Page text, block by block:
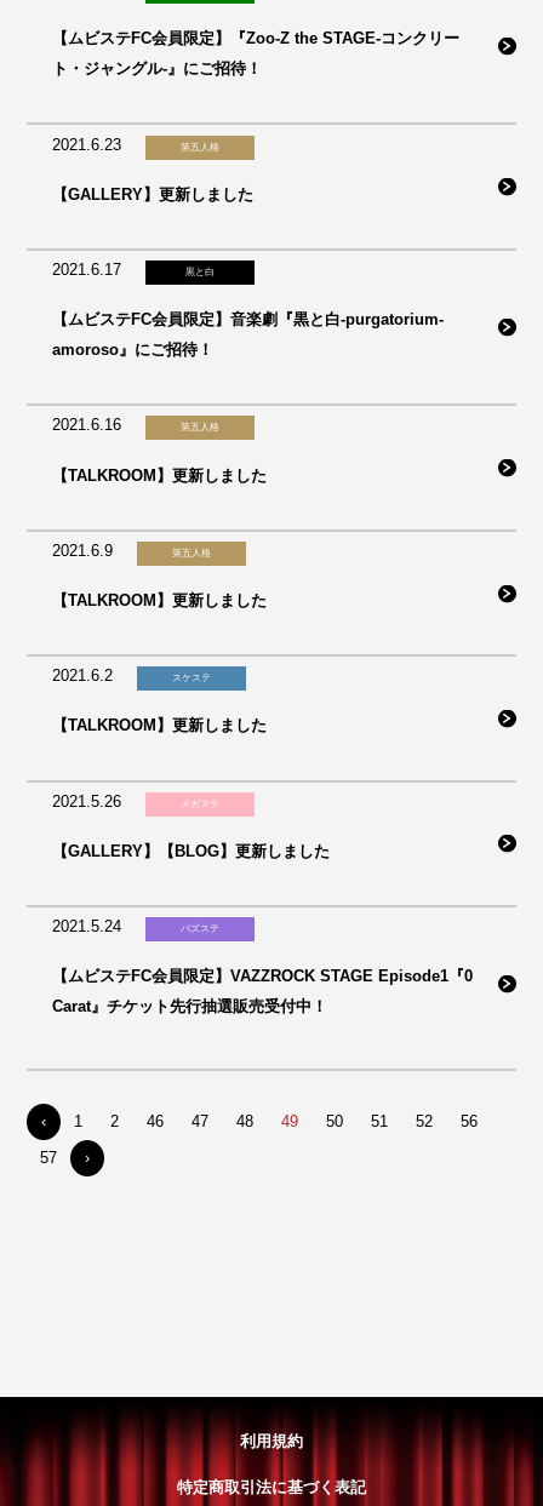
【ムビステFC会員限定】『Zoo-Z the STAGE-コンクリー
ト・ジャングル-』にご招待！
2021.6.23 第五人格
【GALLERY】更新しました
2021.6.17 黒と白
【ムビステFC会員限定】音楽劇『黒と白-purgatorium-
amoroso』にご招待！
2021.6.16 第五人格
【TALKROOM】更新しました
2021.6.9 第五人格
【TALKROOM】更新しました
2021.6.2 スケステ
【TALKROOM】更新しました
2021.5.26 メガステ
【GALLERY】【BLOG】更新しました
2021.5.24 バズステ
【ムビステFC会員限定】VAZZROCK STAGE Episode1『0
Carat』チケット先行抽選販売受付中！
‹ 1 2 46 47 48 49 50 51 52
56
57
›
利用規約
特定商取引法に基づく表記